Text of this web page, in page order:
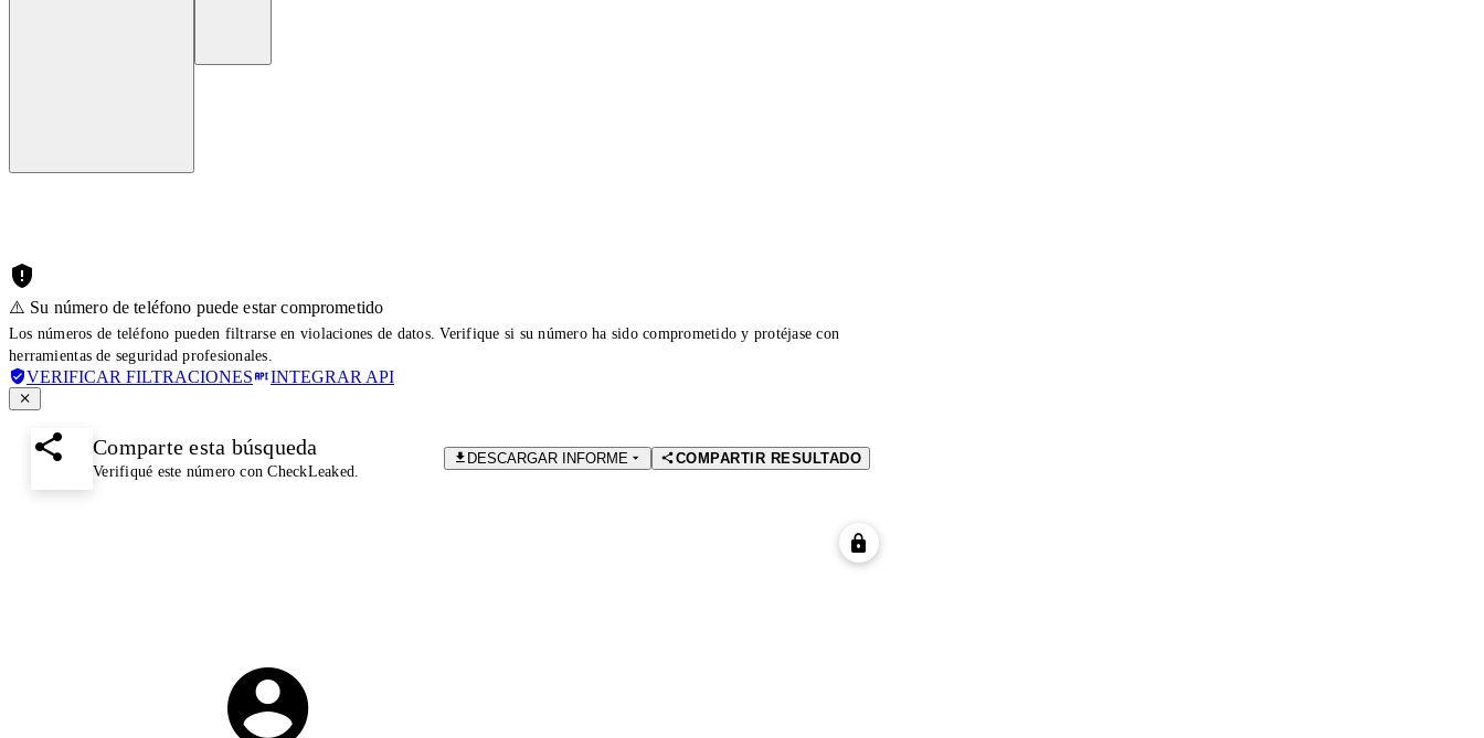
⚠️ Su número de teléfono puede estar comprometido
Los números de teléfono pueden filtrarse en violaciones de datos. Verifique si su número ha sido comprometido y protéjase con
herramientas de seguridad profesionales.
VERIFICAR FILTRACIONES INTEGRAR API
Comparte esta búsqueda
Verifiqué este número con CheckLeaked.
DESCARGAR INFORME COMPARTIR RESULTADO